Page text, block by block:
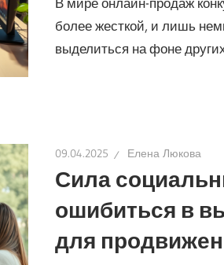
более жесткой, и лишь
выделиться на фоне
09.04.2025 Елена Люкова
Сила
ошибиться в
для